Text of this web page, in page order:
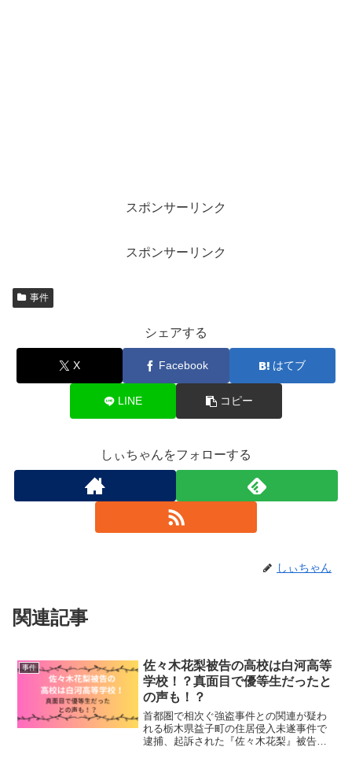
スポンサーリンク
スポンサーリンク
事件
シェアする
X Facebook はてブ
LINE コピー
しぃちゃんをフォローする
しぃちゃん
関連記事
事件
佐々木花梨被告の高校は白河高等
学校！？真面目で優等生だったと
の声も！？
首都圏で相次ぐ強盗事件との関連が疑わ
れる栃木県益子町の住居侵入未遂事件で
逮捕、起訴された『佐々木花梨』被告。